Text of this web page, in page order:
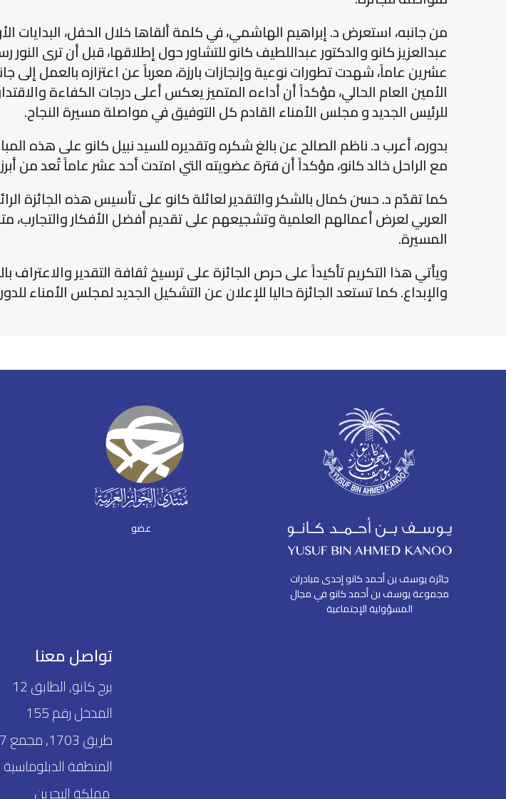
من جانبه، استعرض د. إبراهيم الهاشمي، في كلمة ألقاها خلال الحفل، البدايات
عشرين عاماً، شهدت تطورات نوعية وإنجازات بارزة، معرباً عن اعتزازه بالعمل
الأمين العام الحالي، مؤكداً أن أداءه المتميز يعكس أعلى درجات الكفاءة
للرئيس الجديد و مجلس الأمناء القادم كل التوفيق في مواصلة مسيرة النجاح.
بدوره، أعرب د. ناظم الصالح عن بالغ شكره وتقديره للسيد نبيل كانو على هذه
مع الراحل خالد كانو، مؤكداً أن فترة عضويته التي امتدت أحد عشر عاماً تُعد من
كما تقدّم د. حسن كمال بالشكر والتقدير لعائلة كانو على تأسيس هذه الجائزة
العربي لعرض أعمالهم العلمية وتشجيعهم على تقديم أفضل الأفكار والتجارب،
المسيرة.
ويأتي هذا التكريم تأكيداً على حرص الجائزة على ترسيخ ثقافة التقدير
والإبداع. كما تستعد الجائزة حاليا للإعلان عن التشكيل الجديد لمجلس الأمناء للدورة رقم 13 و التي تنطلق أعمالها
جائزة يوسف بن أحمد كانو إحدى مبادرات
مجموعة يوسف بن أحمد كانو في مجال
المسؤولية الإجتماعية
عضو
تواصل معنا
برج كانو, الطابق 12
المدخل رقم 155
طريق 1703, مجمع 317
المنطقة الدبلوماسية
مملكة البحرين